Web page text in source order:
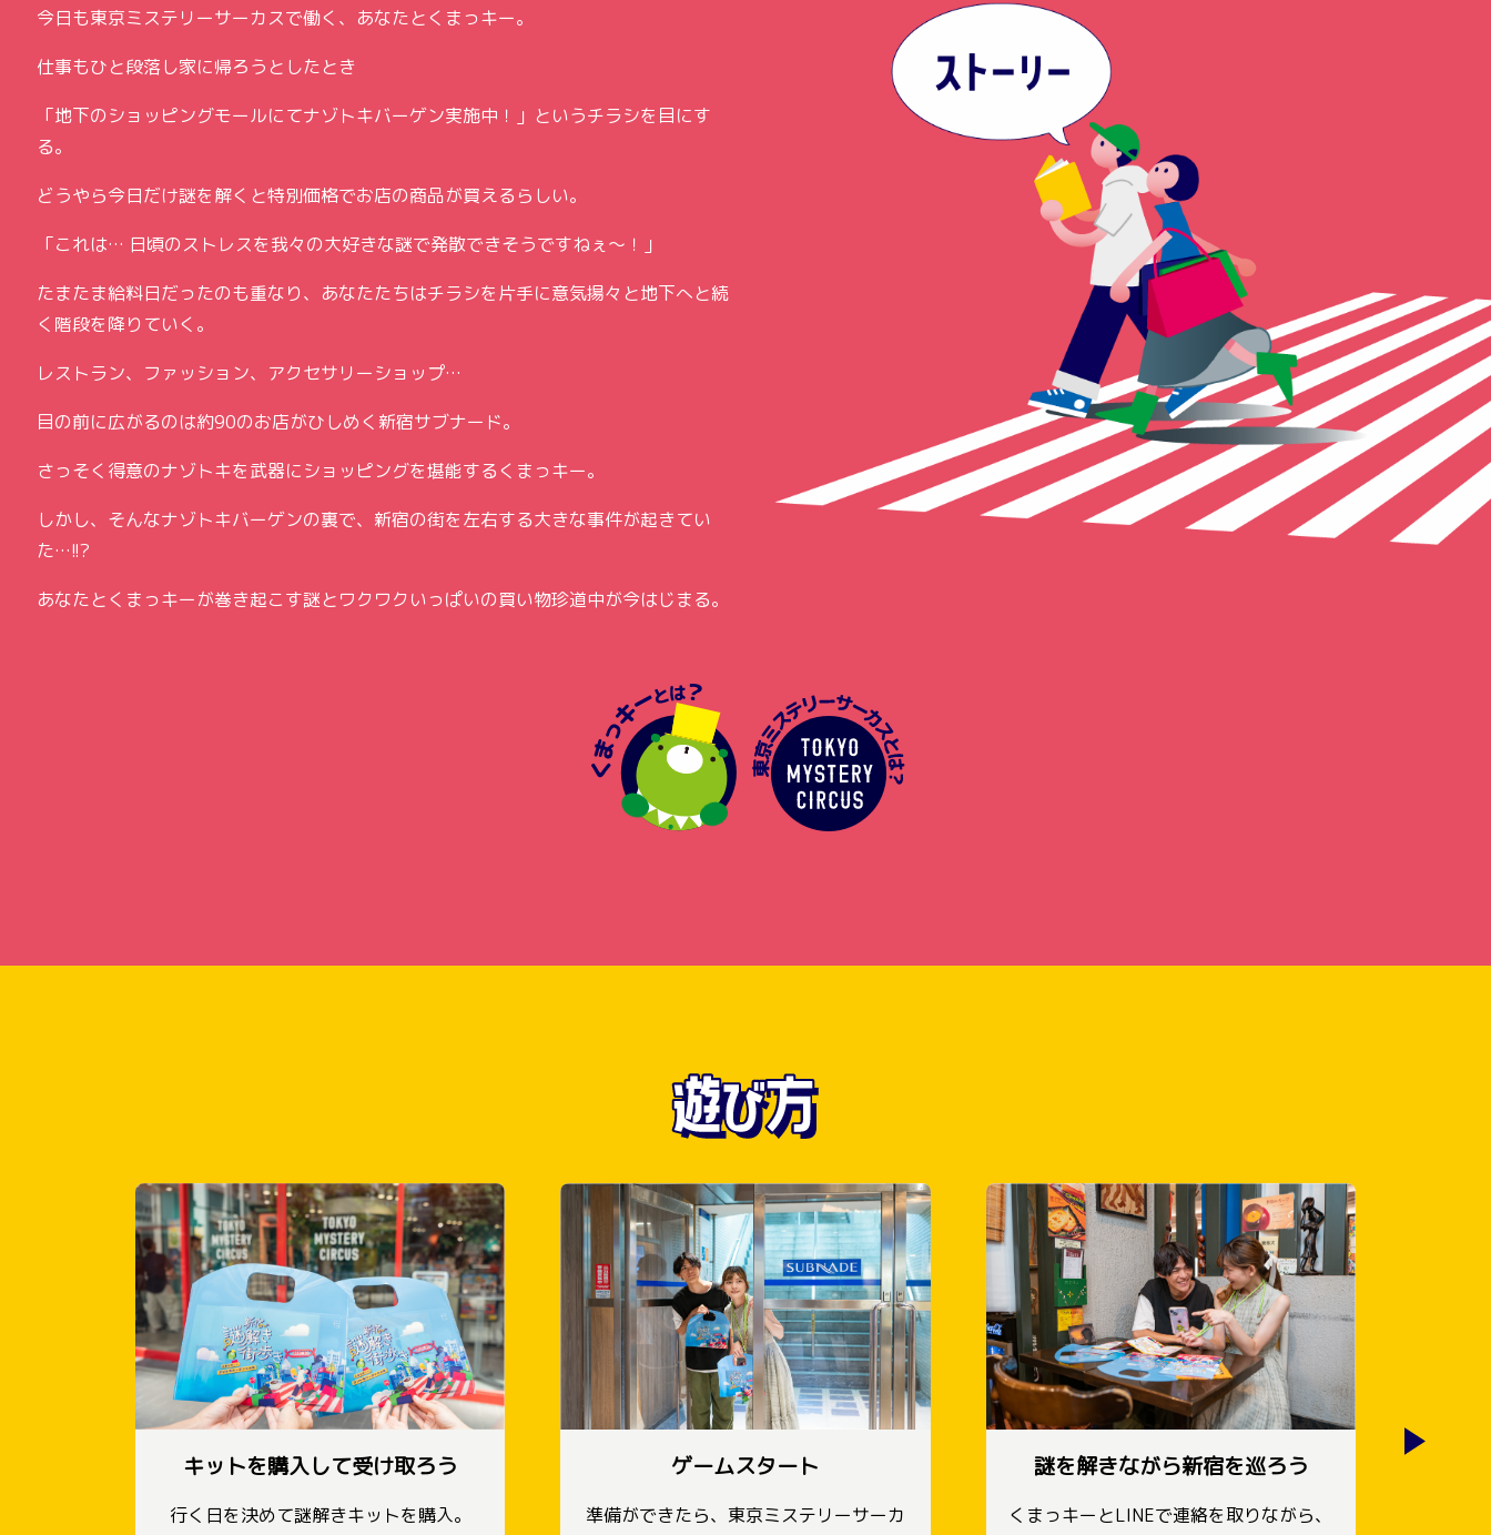
今日も東京ミステリーサーカスで働く、あなたとくまっキー。
仕事もひと段落し家に帰ろうとしたとき
「地下のショッピングモールにてナゾトキバーゲン実施中！」というチラシを目にす
る。
どうやら今日だけ謎を解くと特別価格でお店の商品が買えるらしい。
「これは… 日頃のストレスを我々の大好きな謎で発散できそうですねぇ〜！」
たまたま給料日だったのも重なり、あなたたちはチラシを片手に意気揚々と地下へと続
く階段を降りていく。
レストラン、ファッション、アクセサリーショップ…
目の前に広がるのは約90のお店がひしめく新宿サブナード。
さっそく得意のナゾトキを武器にショッピングを堪能するくまっキー。
しかし、そんなナゾトキバーゲンの裏で、新宿の街を左右する大きな事件が起きてい
た…!!?
あなたとくまっキーが巻き起こす謎とワクワクいっぱいの買い物珍道中が今はじまる。
キットを購入して受け取ろう
行く日を決めて謎解きキットを購入。
ゲームスタート
準備ができたら、東京ミステリーサーカ
謎を解きながら新宿を巡ろう
くまっキーとLINEで連絡を取りながら、